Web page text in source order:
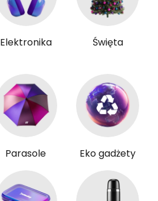
Elektronika Święta
Parasole Eko gadżety